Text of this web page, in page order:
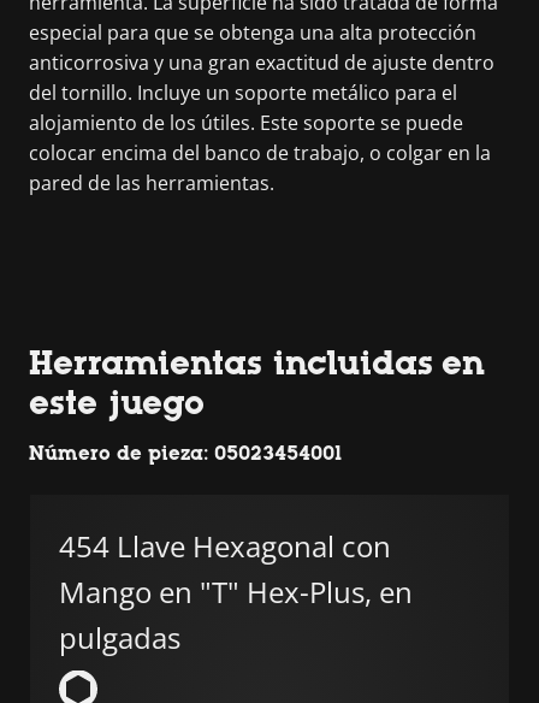
especial para que se obtenga una alta protección
anticorrosiva y una gran exactitud de ajuste dentro
del tornillo. Incluye un soporte metálico para el
alojamiento de los útiles. Este soporte se puede
colocar encima del banco de trabajo, o colgar en la
pared de las herramientas.
Herramientas incluidas en
este juego
Número de pieza: 05023454001
454 Llave Hexagonal con
Mango en "T" Hex-Plus, en
pulgadas